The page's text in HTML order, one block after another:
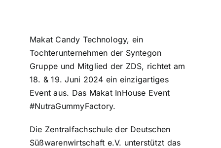
ZDS Akademie
ZDS Netzwerk
ZDS Schule
Downloads
Makat Candy Technology, ein
Tochterunternehmen der Syntegon
Gruppe und Mitglied der ZDS, richtet am
18. & 19. Juni 2024 ein einzigartiges
Event aus. Das Makat InHouse Event
#NutraGummyFactory.
Die Zentralfachschule der Deutschen
Süßwarenwirtschaft e.V. unterstützt das